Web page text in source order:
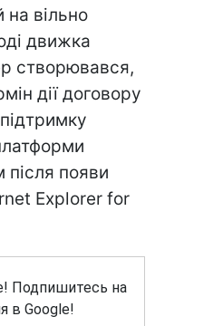
на вільно
движка
створювався,
дії договору
появи
Explorer for
Подпишитесь на
в Google!